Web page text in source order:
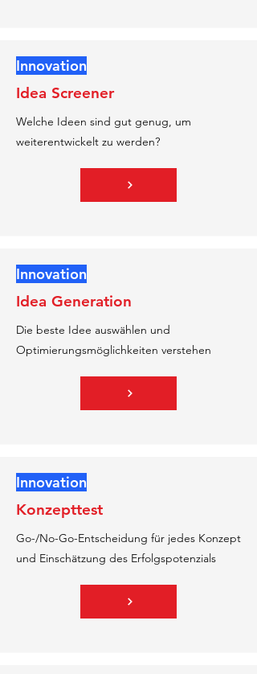
Innovation
Idea Screener
Welche Ideen sind gut genug, um
weiterentwickelt zu werden?
Innovation
Idea Generation
Die beste Idee auswählen und
Optimierungsmöglichkeiten verstehen
Innovation
Konzepttest
Go-/No-Go-Entscheidung für jedes Konzept
und Einschätzung des Erfolgspotenzials